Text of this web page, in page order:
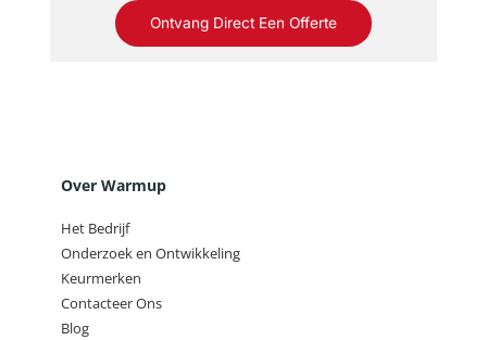
Ontvang Direct Een Offerte
Over Warmup
Het Bedrijf
Onderzoek en Ontwikkeling
Keurmerken
Contacteer Ons
Blog